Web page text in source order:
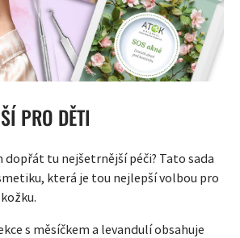
PRO DĚTI
dopřát tu nejšetrnější péči? Tato sada
která je tou nejlepší volbou pro
s měsíčkem a levandulí obsahuje